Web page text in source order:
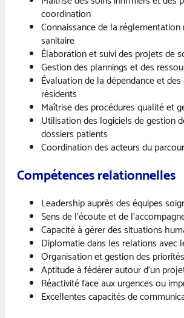
coordination
Connaissance de la
sanitaire
Élaboration et suivi des projets de
Gestion des plannings et des
Évaluation de la dépendance et
résidents
Maîtrise des procédures qualité et
Utilisation des logiciels de gestion
dossiers patients
Coordination des acteurs du
Compétences relationnelles
Leadership auprès des équipes
Sens de l’écoute et de
Capacité à gérer des situations
Diplomatie dans les relations avec
Organisation et gestion des priorités
Aptitude à fédérer autour d’un
Réactivité face aux urgences ou
Excellentes capacités de